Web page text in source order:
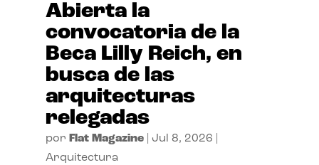
Abierta la
convocatoria de la
Beca Lilly Reich, en
busca de las
arquitecturas
relegadas
por Flat Magazine| Jul 8, 2026
Arquitectura